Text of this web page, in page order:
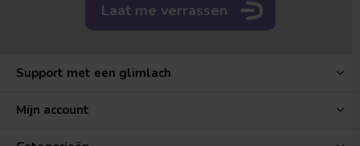
Laat me verrassen
Support met een glimlach
Mijn account